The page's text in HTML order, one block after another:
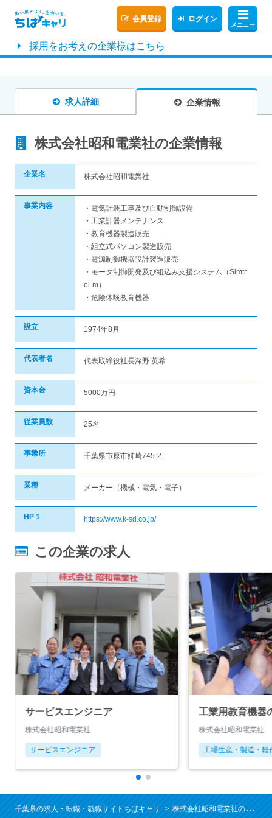
メニュー
会員登録 ログイン
採用をお考えの企業様はこちら
求人詳細 企業情報
株式会社昭和電業社の企業情報
企業名 株式会社昭和電業社
事業内容
・電気計装工事及び自動制御設備
・工業計器メンテナンス
・教育機器製造販売
・組立式パソコン製造販売
・電源制御機器設計製造販売
・モータ制御開発及び組込み支援システム（Simtr
ol-m）
・危険体験教育機器
設立 1974年8月
代表者名 代表取締役社長深野 英希
資本金 5000万円
従業員数 25名
事業所 千葉県市原市姉崎745-2
業種 メーカー（機械・電気・電子）
HP 1 https://www.k-sd.co.jp/
この企業の求人
サービスエンジニア
株式会社昭和電業社
サービスエンジニア
工業用教育機器
株式会社昭和電業社
工場生産・製造・軽
千葉県の求人・転職・就職サイトちばキャリ 株式会社昭和電業社の求人/就職情報